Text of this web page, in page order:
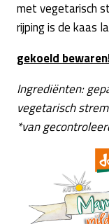
met vegetarisch
rijping is de kaas
gekoeld
Ingrediënten:
vegetarisch
*van